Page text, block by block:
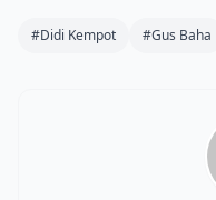
#Didi Kempot #Gus Baha